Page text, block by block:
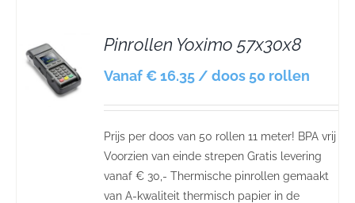
Pinrollen Yoximo 57x30x8
Vanaf € 16.35 / doos 50 rollen
Prijs per doos van 50 rollen 11 meter! BPA vrij
Voorzien van einde strepen Gratis levering
vanaf € 30,- Thermische pinrollen gemaakt
van A-kwaliteit thermisch papier in de